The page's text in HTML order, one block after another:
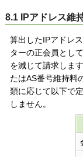
8.1 IPアドレス維
算出したIPアドレ
ターの正会員とし
を減じて請求しま
たはAS番号維持料
類に応じて以下で
しません。